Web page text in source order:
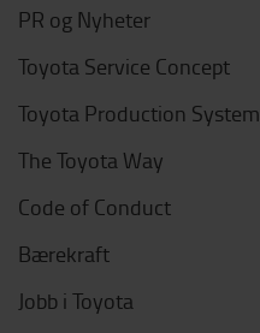
PR og Nyheter
Toyota Service Concept
Toyota Production System
The Toyota Way
Code of Conduct
Bærekraft
Jobb i Toyota